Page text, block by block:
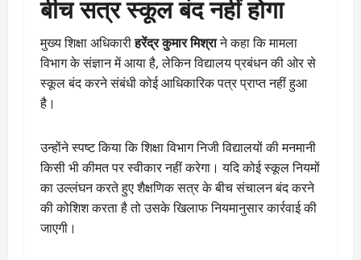
बीच सत्र स्कूल बंद नहीं होगा
मुख्य शिक्षा अधिकारीहरेंद्र कुमार मिश्राने कहा कि मामला
विभाग के संज्ञान में आया है, लेकिन विद्यालय प्रबंधन की ओर से
स्कूल बंद करने संबंधी कोई आधिकारिक पत्र प्राप्त नहीं हुआ
है।
उन्होंने स्पष्ट किया कि शिक्षा विभाग निजी विद्यालयों की मनमानी
किसी भी कीमत पर स्वीकार नहीं करेगा। यदि कोई स्कूल नियमों
का उल्लंघन करते हुए शैक्षणिक सत्र के बीच संचालन बंद करने
की कोशिश करता है तो उसके खिलाफ नियमानुसार कार्रवाई की
जाएगी।